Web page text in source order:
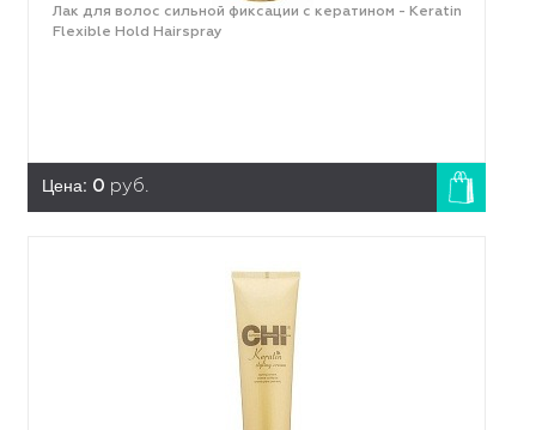
Лак для волос сильной фиксации с кератином - Keratin
Flexible Hold Hairspray
Цена: 0 руб.